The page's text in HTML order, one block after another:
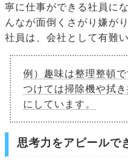
寧に仕事ができる社員に
んなが面倒くさがり嫌が
社員は、会社として有難
例）趣味は整理整頓
つけては掃除機や拭
にしています。
思考力をアピールで